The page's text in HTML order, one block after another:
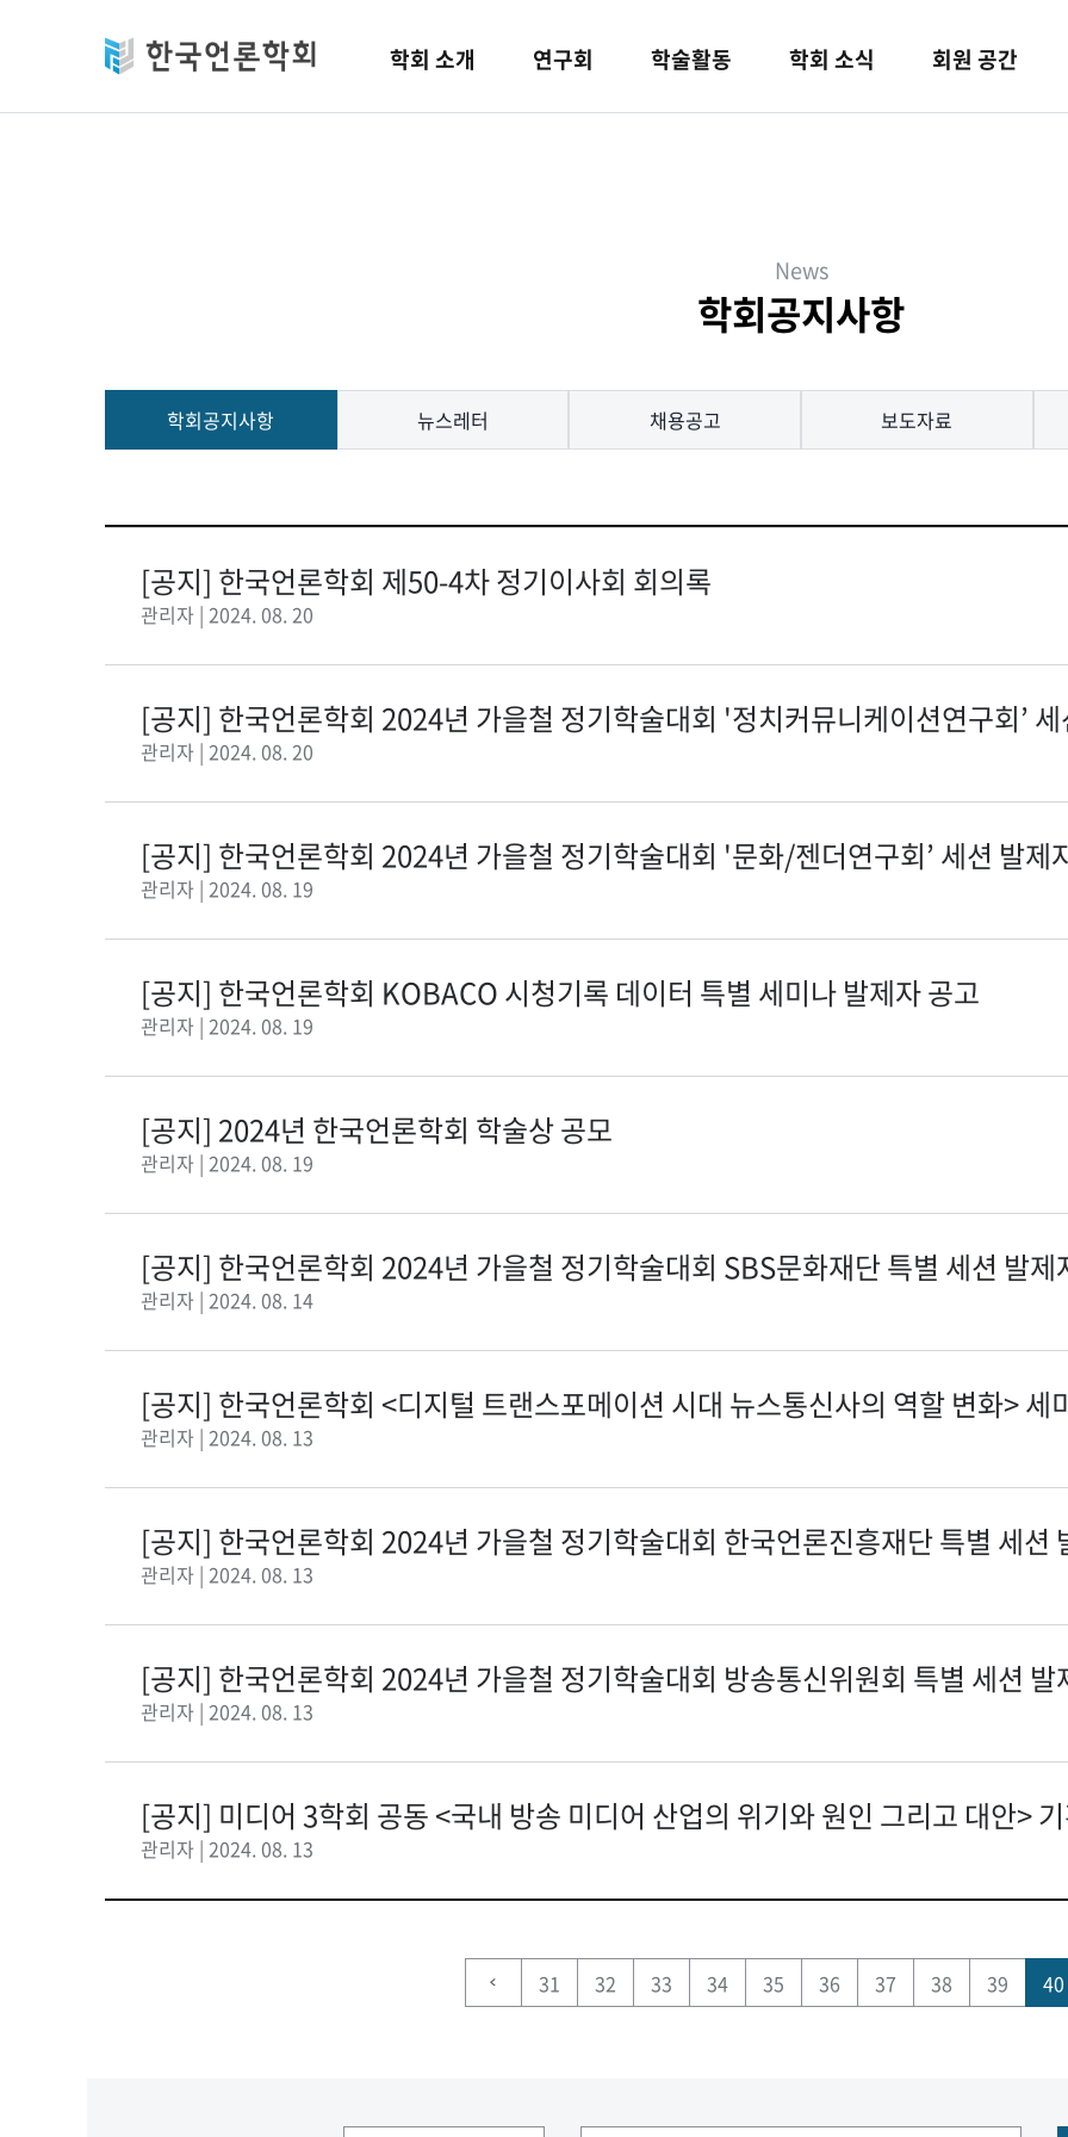
학회 소개 연구회 학술활동 학회 소식 회원 공간
News
학회공지사항
학회공지사항 뉴스레터 채용공고 보도자료
[공지] 한국언론학회 제50-4차 정기이사회 회의록​
관리자 | 2024. 08. 20
[공지] 한국언론학회 2024년 가을철 정기학술대회 '정치커뮤니케이션연구회’
제자 공모
관리자 | 2024. 08. 20
[공지] 한국언론학회 2024년 가을철 정기학술대회 '문화/젠더연구회’ 세션 발제
관리자 | 2024. 08. 19
[공지] 한국언론학회 KOBACO 시청기록 데이터 특별 세미나 발제자 공고
관리자 | 2024. 08. 19
[공지] 2024년 한국언론학회 학술상 공모
관리자 | 2024. 08. 19
[공지] 한국언론학회 2024년 가을철 정기학술대회 SBS문화재단 특별 세션 발제
모
관리자 | 2024. 08. 14
[공지] 한국언론학회 <디지털 트랜스포메이션 시대 뉴스통신사의 역할 변화> 세
제...
관리자 | 2024. 08. 13
[공지] 한국언론학회 2024년 가을철 정기학술대회 한국언론진흥재단 특별 세션
공모
관리자 | 2024. 08. 13
[공지] 한국언론학회 2024년 가을철 정기학술대회 방송통신위원회 특별 세션 발
공모
관리자 | 2024. 08. 13
[공지] 미디어 3학회 공동 <국내 방송 미디어 산업의 위기와 원인 그리고 대안>
세...
관리자 | 2024. 08. 13
31 32 33 34 35 36 37 38 39 40